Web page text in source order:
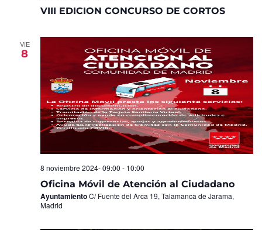
VIII EDICION CONCURSO DE CORTOS
VIE
8
Oficina Móvil de Atención al Ciudadano
8 noviembre 2024- 09:00 - 10:00
AyuntamientoC/ Fuente del Arca 19, Talamanca de Jarama,
Madrid